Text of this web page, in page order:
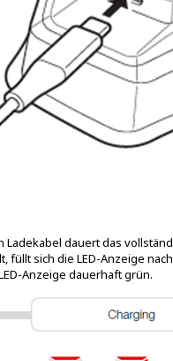
dauert das
füllt sich die LED-Anzeige
Anzeige dauerhaft grün.